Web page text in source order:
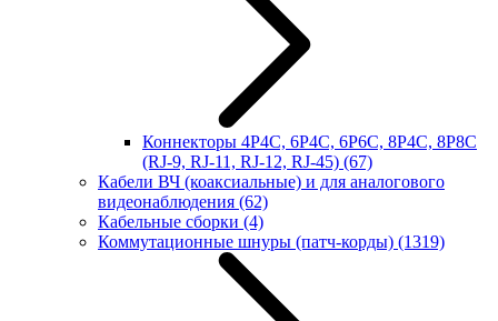
Коннекторы 4P4C, 6P4C, 6P6C, 8P4C, 8P8C
(RJ-9, RJ-11, RJ-12, RJ-45) (67)
Кабели ВЧ (коаксиальные) и для аналогового
видеонаблюдения (62)
Кабельные сборки (4)
Коммутационные шнуры (патч-корды) (1319)